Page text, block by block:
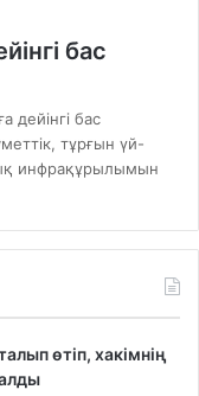
бас
дейінгі бас
тұрғын үй-
инфрақұрылымын
өтіп, хакімнің